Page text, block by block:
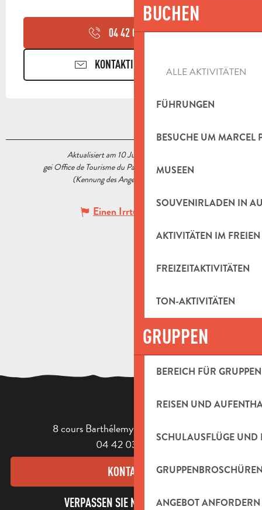
BUCHEN
ALLE AKTIVITÄTEN
FÜHRUNGEN
BESUCHE UM MARCEL
MUSEEN
SOUVENIRLADEN IN
AKTIVITÄTEN IM FREIEN
FREIZEITAKTIVITÄTEN
TON-AKTIVITÄTEN
GRUPPEN
BEREICH FÜR GRUPPEN
REISEN UND
SCHULAUSFLÜGE UND
ANGEBOT ANFORDERN
04 42 04 70▒▒
KONTAKTIEREN SIE UNS
Aktualisiert am 10 Juni 2025 Um 17:25
gei Office de Tourisme du Pays d’Aubagne et de l’Étoile
(Kennung des Angebots :
Einen Irrtum angeben
8 cours Barthélemy - 13400 Aubagne
04 42 03 49 98
KONTAKT
VERPASSEN SIE NICHT UNSEREN